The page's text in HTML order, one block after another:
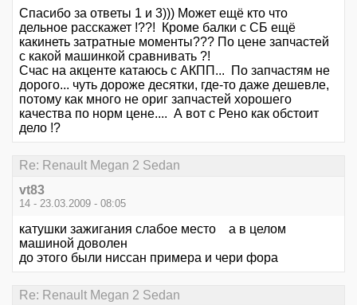
Спасибо за ответы 1 и 3))) Может ещё кто что
дельное расскажет !??! Кроме балки с СБ ещё
какинеть затратные моменты??? По цене запчастей
с какой машинкой сравнивать ?!
Счас на акценте катаюсь с АКПП... По запчастям не
дорого... чуть дороже десятки, где-то даже дешевле,
потому как много не ориг запчастей хорошего
качества по норм цене.... А вот с Рено как обстоит
дело !?
Re: Renault Megan 2 Sedan
vt83
14 - 23.03.2009 - 08:05
катушки зажигания слабое место а в целом
машиной доволен
до этого были ниссан примера и чери фора
Re: Renault Megan 2 Sedan